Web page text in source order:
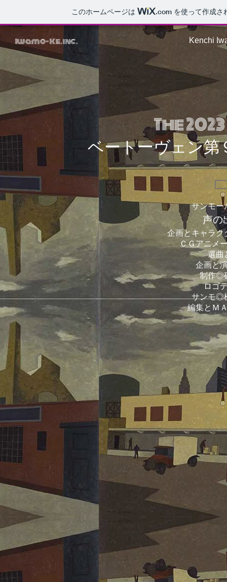
このホームページは .comを使って作成さ
Iwamo-Ke.inc. Kenchi
The
ベートーヴェン第
サンモー
声の
企画とキャラ
ＣＧアニメ
選曲
企画と
制作◎
ロゴ
サンモ◎
編集とＭ